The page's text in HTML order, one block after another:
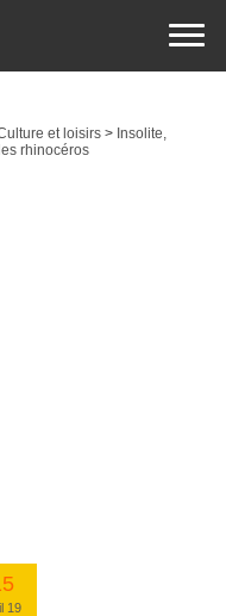
et loisirs > Insolite,
rhinocéros
19